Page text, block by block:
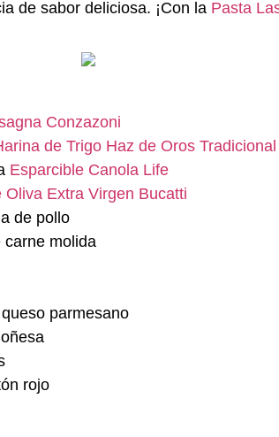
de sabor deliciosa. ¡Con la Pasta
Conzazoni
de Trigo Haz de Oros Tradicional
Esparcible Canola Life
Oliva Extra Virgen Bucatti
de pollo
carne molida
parmesano
rojo